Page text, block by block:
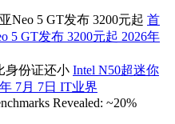
首
5 GT发布 3200元起 2026年
Intel N50超迷你
7月 7日 IT业界